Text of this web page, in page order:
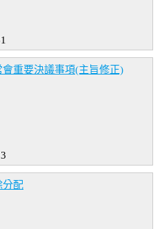
重要決議事項(主旨修正)
分配